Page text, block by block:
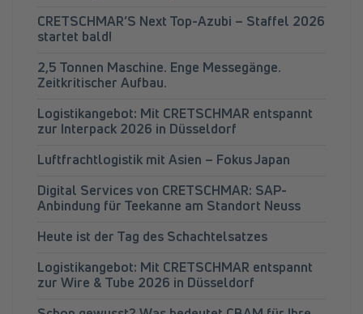
CRETSCHMAR’S Next Top-Azubi – Staffel 2026
startet bald!
2,5 Tonnen Maschine. Enge Messegänge.
Zeitkritischer Aufbau.
Logistikangebot: Mit CRETSCHMAR entspannt
zur Interpack 2026 in Düsseldorf
Luftfrachtlogistik mit Asien – Fokus Japan
Digital Services von CRETSCHMAR: SAP-
Anbindung für Teekanne am Standort Neuss
Heute ist der Tag des Schachtelsatzes
Logistikangebot: Mit CRETSCHMAR entspannt
zur Wire & Tube 2026 in Düsseldorf